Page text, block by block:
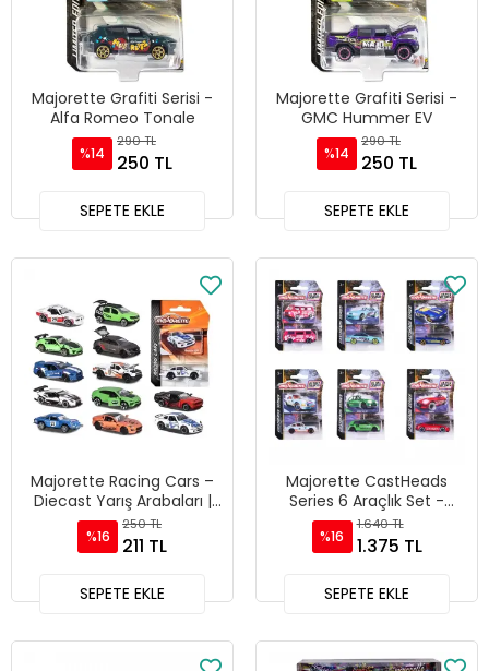
Majorette Grafiti Serisi -
Alfa Romeo Tonale
%14
290 TL
250 TL
SEPETE EKLE
Majorette Grafiti Serisi -
GMC Hummer EV
%14
290 TL
250 TL
SEPETE EKLE
Majorette Racing Cars –
Diecast Yarış Arabaları |
212084009
%16
250 TL
211 TL
SEPETE EKLE
Majorette CastHeads
Series 6 Araçlık Set -
212054210
%16
1.640 TL
1.375 TL
SEPETE EKLE